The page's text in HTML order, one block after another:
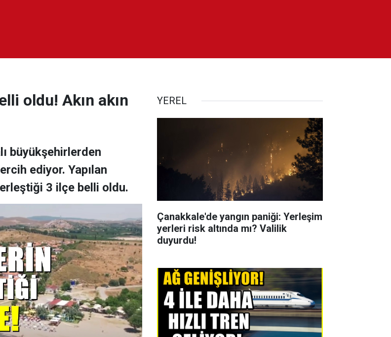
oldu! Akın akın
büyükşehirlerden
ediyor. Yapılan
3 ilçe belli oldu.
YEREL
Çanakkale'de yangın paniği: Yerleşim
yerleri risk altında mı? Valilik
duyurdu!